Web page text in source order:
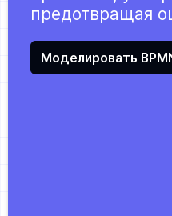
предотвращая
Моделировать